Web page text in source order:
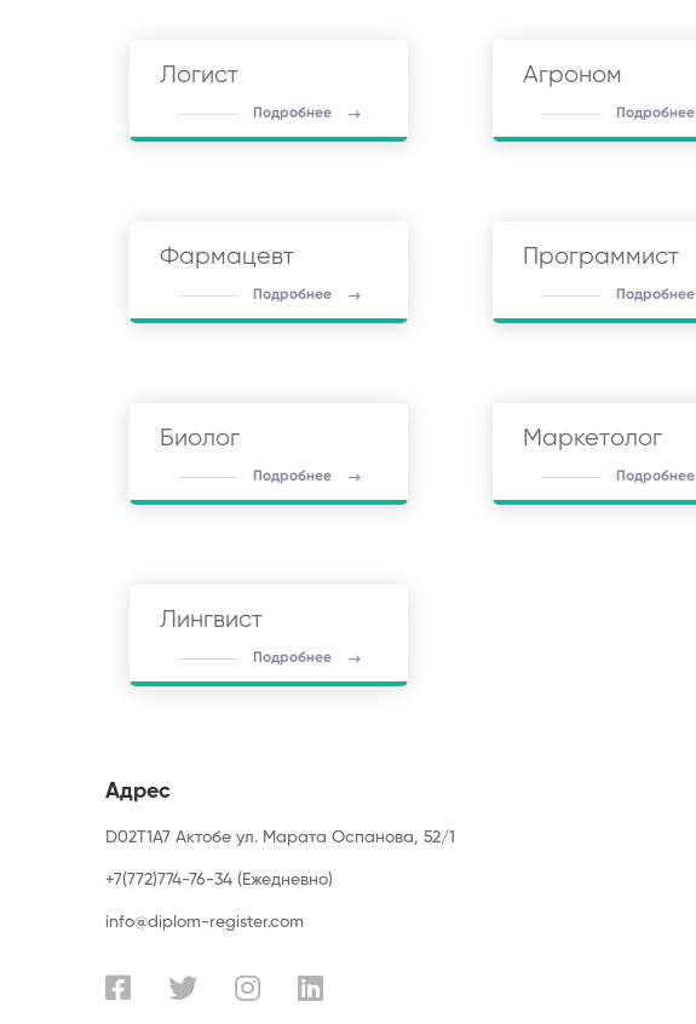
Логист
Подробнее
Агроном
Подробнее
Фармацевт
Подробнее
Программист
Подробнее
Биолог
Подробнее
Маркетолог
Подробнее
Лингвист
Подробнее
Адрес
D02T1A7 Актобе ул. Марата Оспанова, 52/1
+7(772)774-76-34 (Ежедневно)
info@diplom-register.com